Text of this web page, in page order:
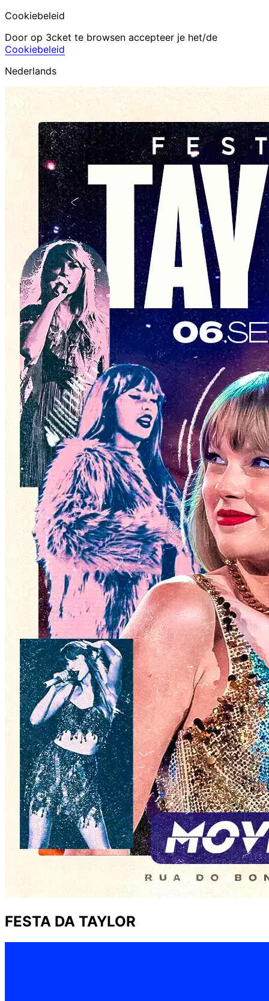
Cookiebeleid
Door op 3cket te browsen accepteer je het/de
Cookiebeleid
Nederlands
FESTA DA TAYLOR